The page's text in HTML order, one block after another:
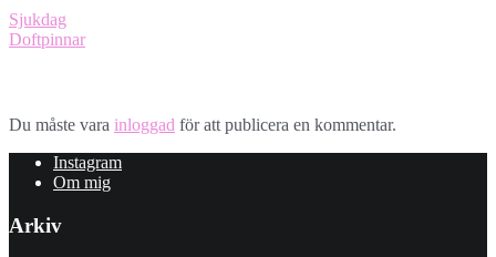
Sjukdag
Doftpinnar
Du måste vara inloggad för att publicera en kommentar.
Instagram
Om mig
Arkiv